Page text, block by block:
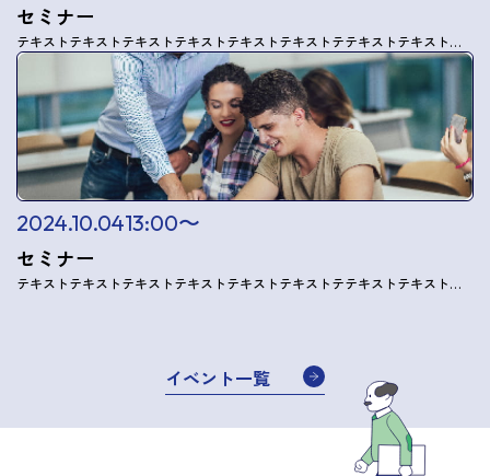
セミナー
テキストテキストテキストテキストテキストテキストテテキストテキストテキストテキストテキストテキストテ
2024.10.0413:00〜
セミナー
テキストテキストテキストテキストテキストテキストテテキストテキストテキストテキストテキストテキストテ
イベント一覧